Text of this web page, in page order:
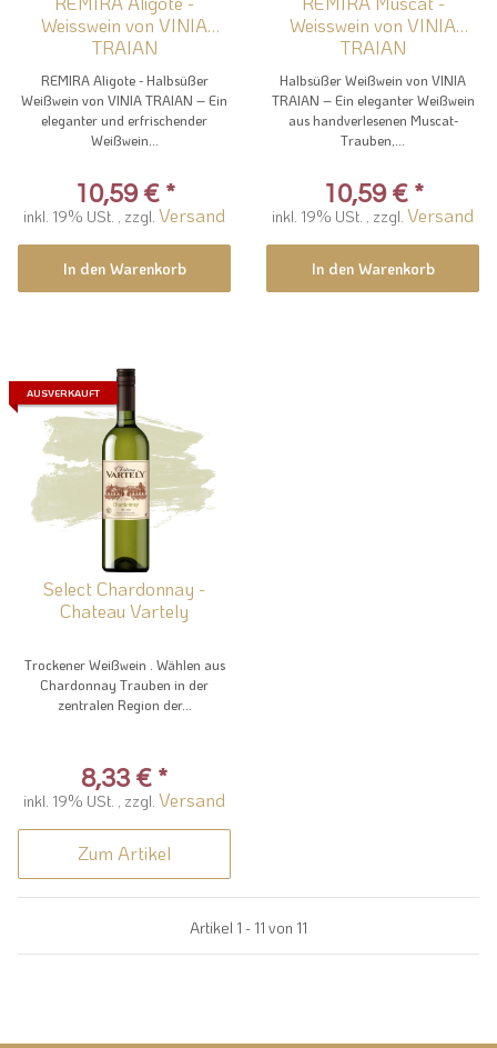
Weisswein von VINIA
TRAIAN
REMIRA Aligote - Halbsüßer
Weißwein von VINIA TRAIAN – Ein
eleganter und erfrischender
Weißwein...
10,59 € *
inkl. 19% USt. , zzgl. Versand
In den Warenkorb
Weisswein von VINIA
TRAIAN
Halbsüßer Weißwein von VINIA
TRAIAN – Ein eleganter Weißwein
aus handverlesenen Muscat-
Trauben,...
10,59 € *
inkl. 19% USt. , zzgl. Versand
In den Warenkorb
AUSVERKAUFT
Select Chardonnay -
Chateau Vartely
Trockener Weißwein . Wählen aus
Chardonnay Trauben in der
zentralen Region der...
8,33 € *
inkl. 19% USt. , zzgl. Versand
Zum Artikel
Artikel 1 - 11 von 11